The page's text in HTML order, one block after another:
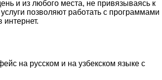
и из любого места, не привязываясь к
позволяют работать с программами
интернет.
на русском и на узбекском языке с